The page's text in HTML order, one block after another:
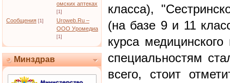
омских аптеках
[1]
Сообщения [1]
Uroweb.Ru –
ООО Уромедиа
[1]
Минздрав
класса),
(на базе 9 и 11
курса
специальностям
всего, стоит